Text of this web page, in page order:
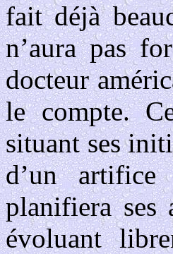
fait déjà
n’aura pas
docteur
le compte.
situant ses
d’un
planifiera ses
évoluant